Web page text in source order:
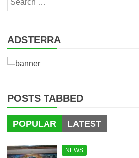
for:
ADSTERRA
POSTS TABBED
POPULAR LATEST
NEWS